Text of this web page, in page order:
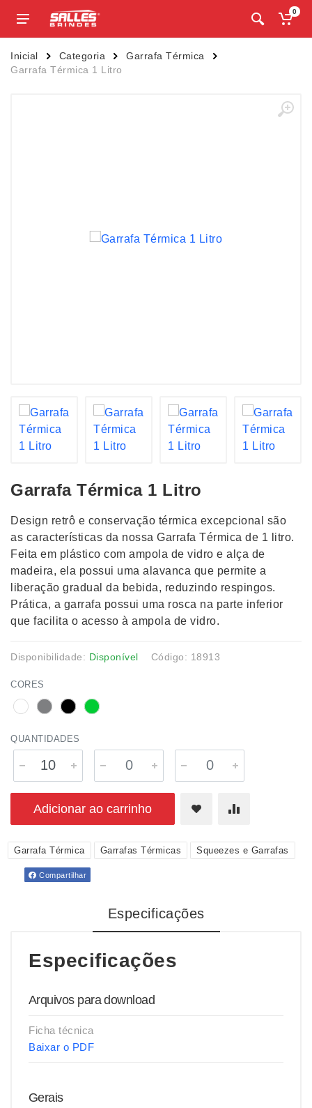
0
Inicial Categoria
Garrafa Térmica
Garrafa Térmica 1 Litro
Garrafa Térmica 1 Litro
Design retrô e conservação térmica excepcional são
as características da nossa Garrafa Térmica de 1 litro.
Feita em plástico com ampola de vidro e alça de
madeira, ela possui uma alavanca que permite a
liberação gradual da bebida, reduzindo respingos.
Prática, a garrafa possui uma rosca na parte inferior
que facilita o acesso à ampola de vidro.
Disponibilidade: Disponível Código: 18913
CORES
QUANTIDADES
Adicionar ao carrinho
Garrafa Térmica Garrafas Térmicas Squeezes e Garrafas
Compartilhar
Especificações
Especificações
Arquivos para download
Ficha técnica
Baixar o PDF
Gerais